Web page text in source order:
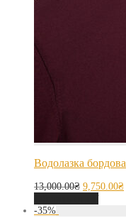
Водолазка бордова
13,000.00₴ 9,750.00₴
-35%